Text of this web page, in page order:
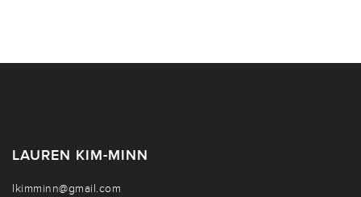
LAUREN KIM-MINN
lkimminn@gmail.com